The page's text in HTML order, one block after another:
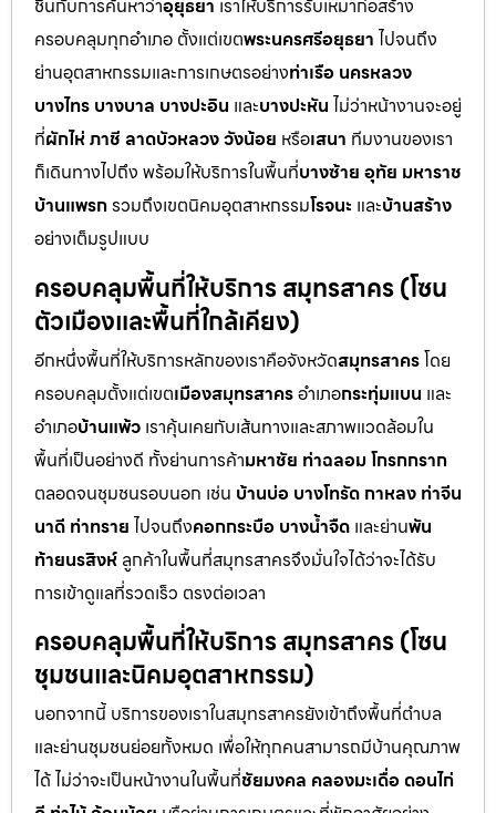
ชินกับการค้นหาว่าอุยุธยา เราให้บริการรับเหมาก่อสร้าง
ครอบคลุมทุกอำเภอ ตั้งแต่เขตพระนครศรีอยุธยา ไปจนถึง
ย่านอุตสาหกรรมและการเกษตรอย่างท่าเรือ นครหลวง
บางไทร บางบาล บางปะอิน และบางปะหัน ไม่ว่าหน้างานจะอยู่
ที่ผักไห่ ภาชี ลาดบัวหลวง วังน้อย หรือเสนา ทีมงานของเรา
ก็เดินทางไปถึง พร้อมให้บริการในพื้นที่บางซ้าย อุทัย มหาราช
บ้านแพรกรวมถึงเขตนิคมอุตสาหกรรมโรจนะ และบ้านสร้าง
อย่างเต็มรูปแบบ
ครอบคลุมพื้นที่ให้บริการ สมุทรสาคร (โซน
ตัวเมืองและพื้นที่ใกล้เคียง)
อีกหนึ่งพื้นที่ให้บริการหลักของเราคือจังหวัดสมุทรสาครโดย
ครอบคลุมตั้งแต่เขตเมืองสมุทรสาครอำเภอกระทุ่มแบน และ
อำเภอบ้านแพ้ว เราคุ้นเคยกับเส้นทางและสภาพแวดล้อมใน
พื้นที่เป็นอย่างดี ทั้งย่านการค้ามหาชัย ท่าฉลอม โกรกกราก
ตลอดจนชุมชนรอบนอก เช่น บ้านบ่อ บางโทรัด กาหลง ท่าจีน
นาดี ท่าทราย ไปจนถึงคอกกระบือ บางน้ำจืด และย่านพัน
ท้ายนรสิงห์ ลูกค้าในพื้นที่สมุทรสาครจึงมั่นใจได้ว่าจะได้รับ
การเข้าดูแลที่รวดเร็ว ตรงต่อเวลา
ครอบคลุมพื้นที่ให้บริการ สมุทรสาคร (โซน
ชุมชนและนิคมอุตสาหกรรม)
นอกจากนี้ บริการของเราในสมุทรสาครยังเข้าถึงพื้นที่ตำบล
และย่านชุมชนย่อยทั้งหมด เพื่อให้ทุกคนสามารถมีบ้านคุณภาพ
ได้ ไม่ว่าจะเป็นหน้างานในพื้นที่ชัยมงคล คลองมะเดื่อ ดอนไก่